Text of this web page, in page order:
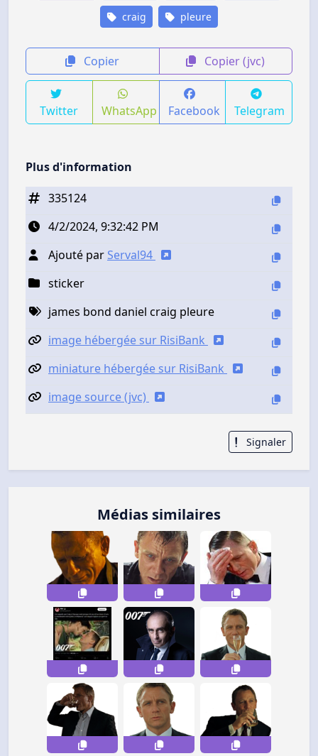
craig pleure
Copier Copier (jvc)
Twitter WhatsApp Facebook Telegram
Plus d'information
335124
4/2/2024, 9:32:42 PM
Ajouté par Serval94
sticker
james bond daniel craig pleure
image hébergée sur RisiBank
miniature hébergée sur RisiBank
image source (jvc)
Signaler
Médias similaires